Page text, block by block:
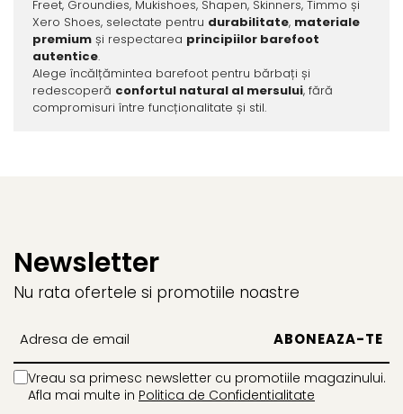
Freet, Groundies, Mukishoes, Shapen, Skinners, Timmo și
Xero Shoes, selectate pentru durabilitate, materiale
premiumși respectarea principiilor barefoot
autentice.
Alege încălțămintea barefoot pentru bărbați și
redescoperă confortul natural al mersului, fără
compromisuri între funcționalitate și stil.
Newsletter
Nu rata ofertele si promotiile noastre
Vreau sa primesc newsletter cu promotiile magazinului.
Afla mai multe in Politica de Confidentialitate